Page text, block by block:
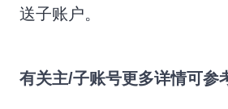
送子账户。
有关主/子账号更多详情可参